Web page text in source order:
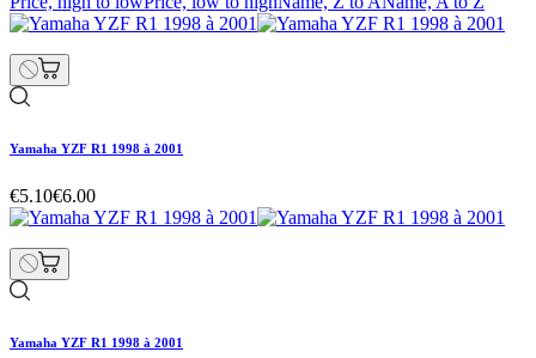
Yamaha YZF R1 1998 à 2001
€5.10€6.00
Yamaha YZF R1 1998 à 2001